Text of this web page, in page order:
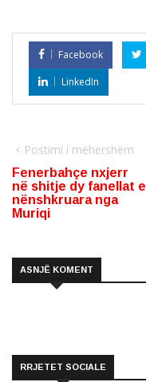
Facebook
LinkedIn
Postimi i mëhershëm
Fenerbahçe nxjerr
në shitje dy fanellat e
nënshkruara nga
Muriqi
ASNJË KOMENT
RRJETET SOCIALE